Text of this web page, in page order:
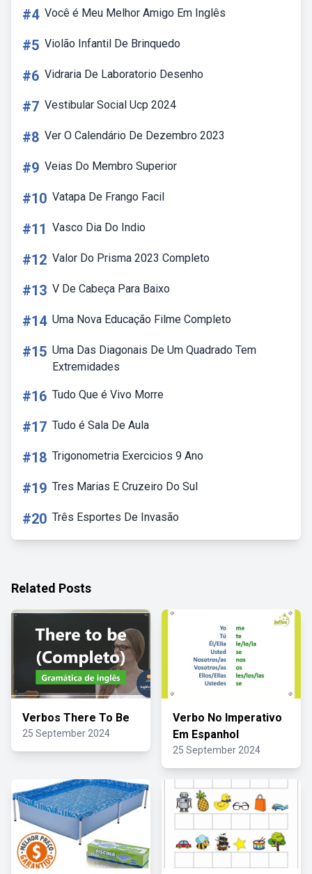
#4 Você é Meu Melhor Amigo Em Inglês
#5 Violão Infantil De Brinquedo
#6 Vidraria De Laboratorio Desenho
#7 Vestibular Social Ucp 2024
#8 Ver O Calendário De Dezembro 2023
#9 Veias Do Membro Superior
#10 Vatapa De Frango Facil
#11 Vasco Dia Do Indio
#12 Valor Do Prisma 2023 Completo
#13 V De Cabeça Para Baixo
#14 Uma Nova Educação Filme Completo
#15 Uma Das Diagonais De Um Quadrado Tem
Extremidades
#16 Tudo Que é Vivo Morre
#17 Tudo é Sala De Aula
#18 Trigonometria Exercicios 9 Ano
#19 Tres Marias E Cruzeiro Do Sul
#20 Três Esportes De Invasão
Related Posts
Verbos There To Be
25 September 2024
Verbo No Imperativo
Em Espanhol
25 September 2024